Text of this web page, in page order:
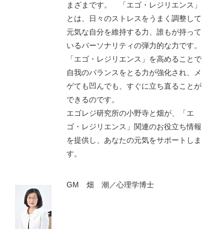
まざまです。 「エゴ・レジリエンス」
とは、日々のストレスをうまく調整して
元気な自分を維持する力、誰もが持って
いるパーソナリティの弾力的な力です。
「エゴ・レジリエンス」を高めることで
自我のバランスをとる力が強化され、メ
ゲても凹んでも、すぐに立ち直ることが
できるのです。
エゴレジ研究所の小野寺と畑が、「エ
ゴ・レジリエンス」関連のお役立ち情報
を提供し、あなたの元気をサポートしま
す。
GM 畑 潮／心理学博士